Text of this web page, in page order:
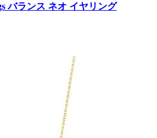
バランス ネオ イヤリング